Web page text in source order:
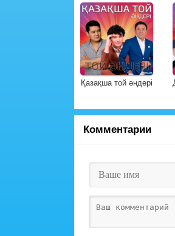
Қазақша той әндері
Комментарии